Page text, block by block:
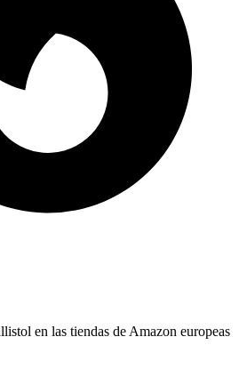
en las tiendas de Amazon europeas